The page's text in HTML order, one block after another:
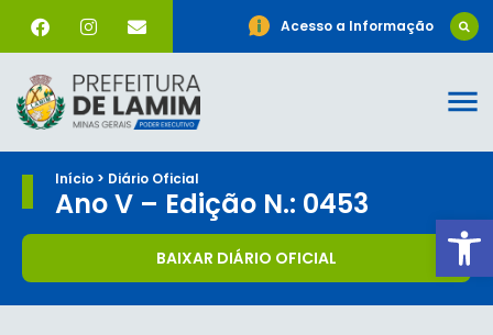
Acesso a Informação
Início > Diário Oficial
Ano V – Edição N.: 0453
BAIXAR DIÁRIO OFICIAL